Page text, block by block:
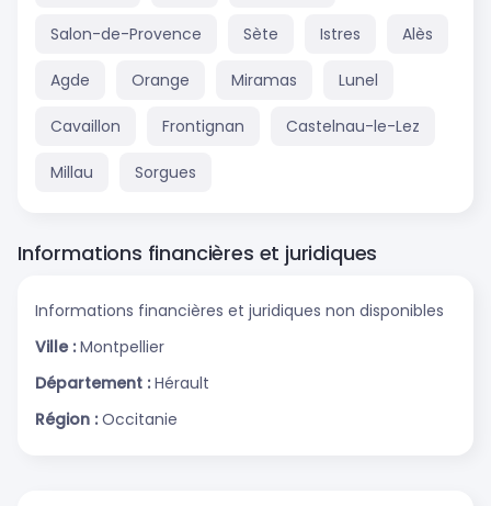
Salon-de-Provence Sète Istres Alès
Agde Orange Miramas Lunel
Cavaillon Frontignan Castelnau-le-Lez
Millau Sorgues
Informations financières et juridiques
Informations financières et juridiques non disponibles
Ville : Montpellier
Département : Hérault
Région : Occitanie